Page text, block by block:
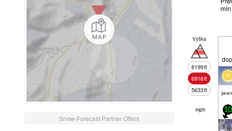
Snow-Forecast Partner Offers
Výška
8199ft
6916ft
5633ft
mph 10